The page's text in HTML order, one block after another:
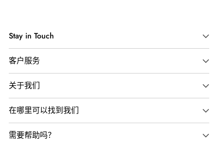
品
添
加
到
您
的
购
物
车
Stay in Touch
客户服务
关于我们
在哪里可以找到我们
需要帮助吗？